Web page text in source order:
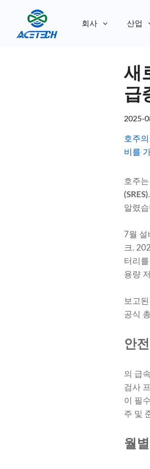
회사 산업
새
급
2025-
호주
비를
호주
(SRES)
알렸
7월 설
크.
터리
용량
보고
공식
안
의 급
검사
이 필
주 및
월